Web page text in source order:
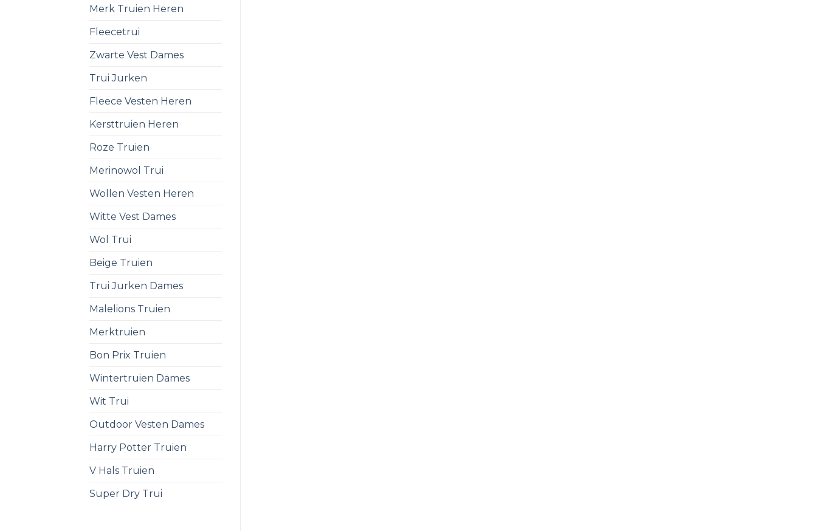
Merk Truien Heren
Fleecetrui
Zwarte Vest Dames
Trui Jurken
Fleece Vesten Heren
Kersttruien Heren
Roze Truien
Merinowol Trui
Wollen Vesten Heren
Witte Vest Dames
Wol Trui
Beige Truien
Trui Jurken Dames
Malelions Truien
Merktruien
Bon Prix Truien
Wintertruien Dames
Wit Trui
Outdoor Vesten Dames
Harry Potter Truien
V Hals Truien
Super Dry Trui